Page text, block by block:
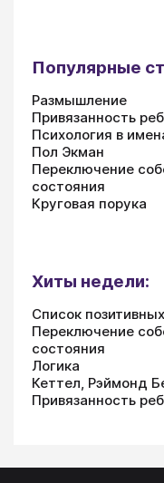
Популярные
Размышление
Привязанность
Психология в
Пол Экман
Переключение
состояния
Круговая порука
Хиты недели:
Список
Переключение
состояния
Логика
Кеттел, Рэймонд
Привязанность